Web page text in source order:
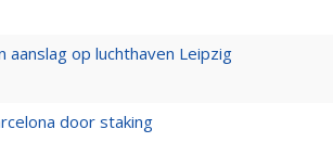
op luchthaven Leipzig
door staking